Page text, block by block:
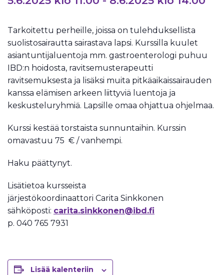
Tarkoitettu perheille, joissa on tulehduksellista
suolistosairautta sairastava lapsi. Kurssilla kuulet
asiantuntijaluentoja mm. gastroenterologi puhuu
IBD:n hoidosta, ravitsemusterapeutti
ravitsemuksesta ja lisäksi muita pitkäaikaissairauden
kanssa elämisen arkeen liittyviä luentoja ja
keskusteluryhmiä. Lapsille omaa ohjattua ohjelmaa.
Kurssi kestää torstaista sunnuntaihin. Kurssin
omavastuu 75 € / vanhempi.
Haku päättynyt.
Lisätietoa kursseista
järjestökoordinaattori Carita Sinkkonen
sähköposti: carita.sinkkonen@ibd.fi
p. 040 765 7931
Lisää kalenteriin